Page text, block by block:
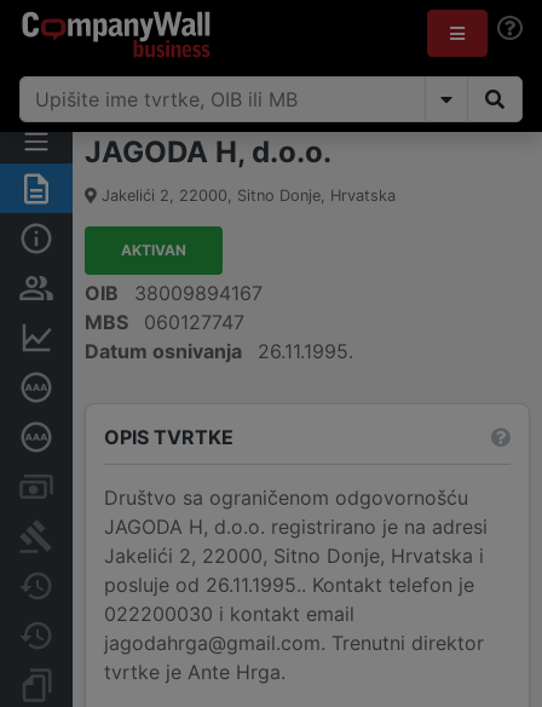
Sažetak
Osobe i vlasništvo
Dubinska bonitetna ocjena
Računi i blokade
Sudske objave
Javne nabavke
Promjene
Dokumenti i objave
JAGODA H, d.o.o.
Jakelići 2, 22000, Sitno Donje, Hrvatska
AKTIVAN
OIB
38009894167
MBS
060127747
Datum osnivanja
26.11.1995.
OPIS TVRTKE
Društvo sa ograničenom odgovornošću
JAGODA H, d.o.o. registrirano je na adresi
Jakelići 2, 22000, Sitno Donje, Hrvatska i
posluje od 26.11.1995.. Kontakt telefon je
022200030 i kontakt email
jagodahrga@gmail.com. Trenutni direktor
tvrtke je Ante Hrga.